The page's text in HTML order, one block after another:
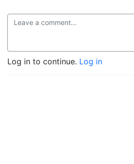
Log in to continue. Log in